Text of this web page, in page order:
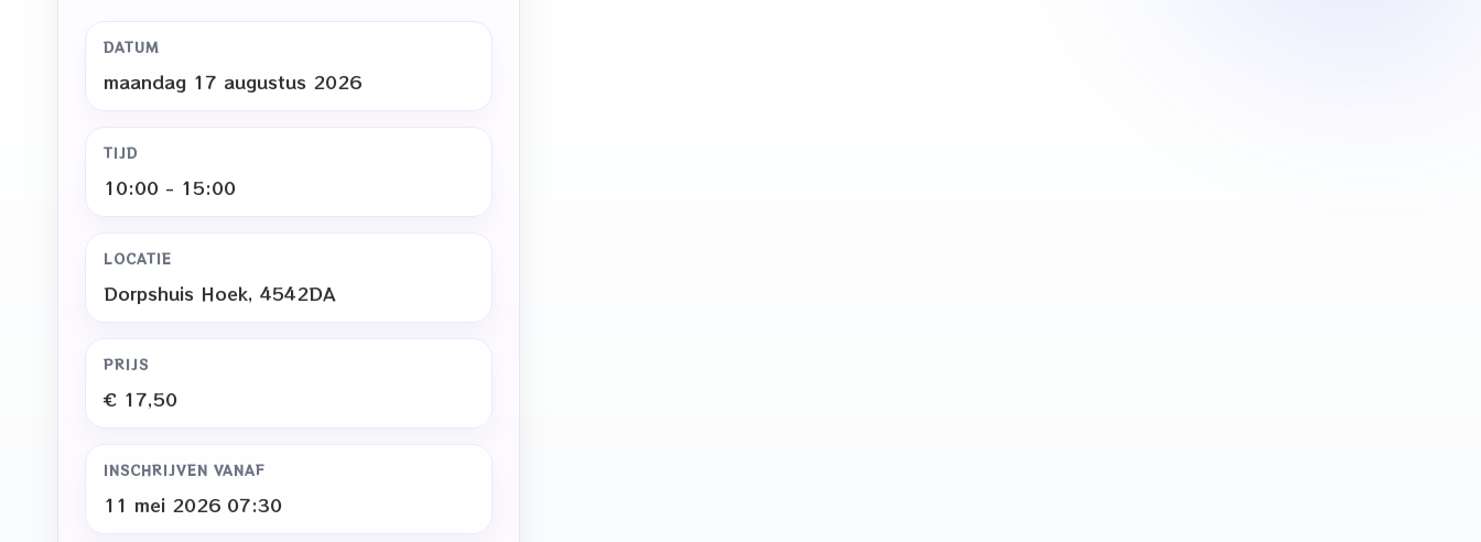
DATUM
maandag 17 augustus 2026
TIJD
10:00 - 15:00
LOCATIE
Dorpshuis Hoek, 4542DA
PRIJS
€ 17,50
INSCHRIJVEN VANAF
11 mei 2026 07:30